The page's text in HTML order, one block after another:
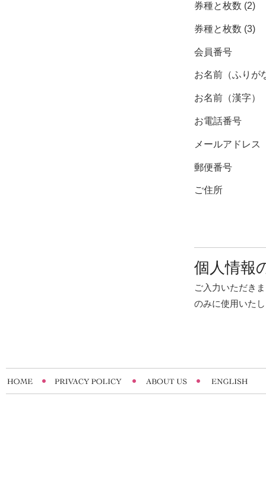
券種と枚数 (2)
券種と枚数 (3)
会員番号
お名前（ふりが
お名前（漢字）
お電話番号
メールアドレス
郵便番号
ご住所
個人情報
ご入力いただき
のみに使用いた